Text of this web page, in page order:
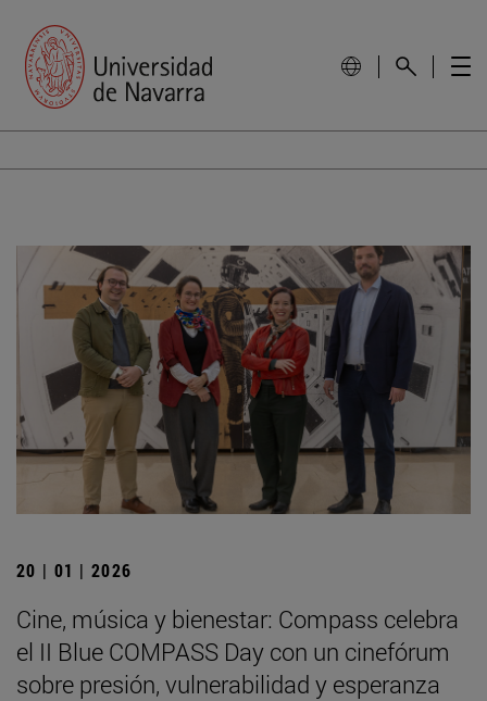
20 | 01 | 2026
Cine, música y bienestar: Compass celebra
el II Blue COMPASS Day con un cinefórum
sobre presión, vulnerabilidad y esperanza